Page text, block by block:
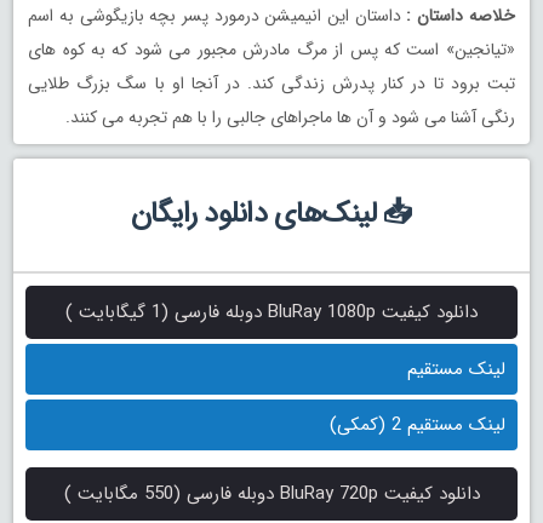
خلاصه داستان :داستان این انیمیشن درمورد پسر بچه بازیگوشی به اسم
«تیانجین» است که پس از مرگ مادرش مجبور می شود که به کوه های
تبت برود تا در کنار پدرش زندگی کند. در آنجا او با سگ بزرگ طلایی
رنگی آشنا می شود و آن ها ماجراهای جالبی را با هم تجربه می کنند.
📥 لینک‌های دانلود رایگان
دانلود کیفیت BluRay 1080p دوبله فارسی (1 گیگابایت )
لینک مستقیم
لینک مستقیم 2 (کمکی)
دانلود کیفیت BluRay 720p دوبله فارسی (550 مگابایت )